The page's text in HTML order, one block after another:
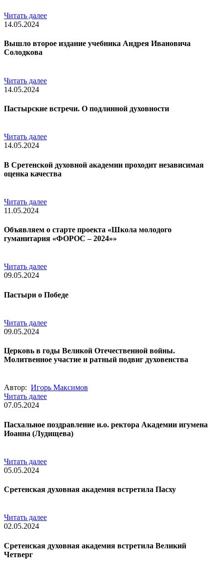
Читать далее
14.05.2024
Вышло второе издание учебника Андрея Ивановича
Солодкова
Читать далее
14.05.2024
Пастырские встречи. О подлинной духовности
Читать далее
14.05.2024
В Сретенской духовной академии проходит независимая
оценка качества
Читать далее
11.05.2024
Объявляем о старте проекта «Школа молодого
гуманитария «ФОРОС – 2024»»
Читать далее
09.05.2024
Пастыри о Победе
Читать далее
09.05.2024
Церковь в годы Великой Отечественной войны.
Молитвенное участие и ратный подвиг духовенства
Автор: Игорь Максимов
Читать далее
07.05.2024
Пасхальное поздравление и.о. ректора Академии игумена
Иоанна (Лудищева)
Читать далее
05.05.2024
Сретенская духовная академия встретила Пасху
Читать далее
02.05.2024
Сретенская духовная академия встретила Великий
Четверг